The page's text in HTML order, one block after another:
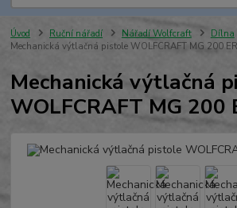
Úvod Ruční nářadí Nářadí Wolfcraft Dílna
Mechanická výtlačná pistole WOLFCRAFT MG 200
Mechanická výtlačná
WOLFCRAFT MG 200